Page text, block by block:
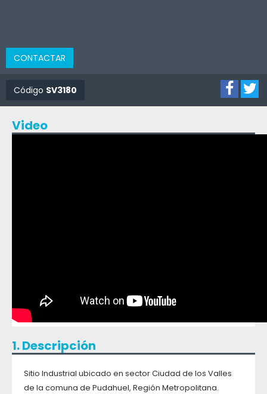
CONTACTAR
Código SV3180
Video
1. Descripción
Sitio Industrial ubicado en sector Ciudad de los Valles
de la comuna de Pudahuel, Región Metropolitana.